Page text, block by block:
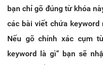
bạn chỉ gõ đúng từ khóa
các bài viết chứa
Nếu gõ chính xác cụm
keyword là gì” bạn sẽ